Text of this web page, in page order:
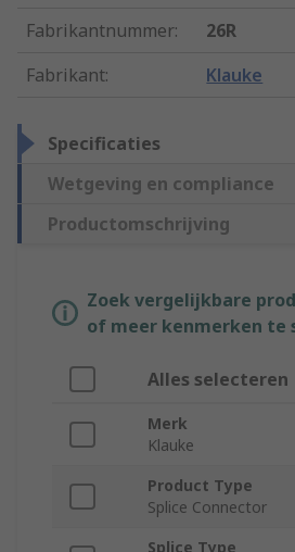
Fabrikantnummer:
26R
Fabrikant: Klauke
Specificaties
Wetgeving en compliance
Productomschrijving
Zoek vergelijkbare
of meer kenmerken te
Alles selecteren
Merk
Klauke
Product Type
Splice Connector
Splice Type